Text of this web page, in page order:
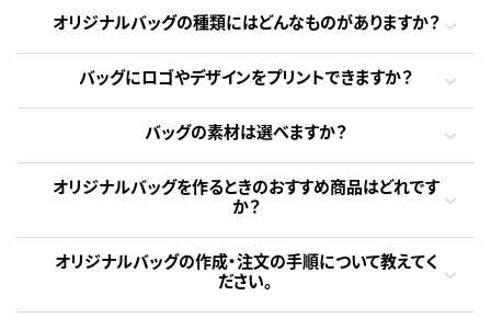
オリジナルバッグの種類にはどんなものがありますか？
バッグにロゴやデザインをプリントできますか？
バッグの素材は選べますか？
オリジナルバッグを作るときのおすすめ商品はどれです
か？
オリジナルバッグの作成・注文の手順について教えてく
ださい。